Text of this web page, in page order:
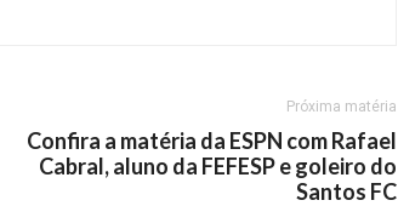
Próxima matéria
Confira a matéria da ESPN com Rafael
Cabral, aluno da FEFESP e goleiro do
Santos FC